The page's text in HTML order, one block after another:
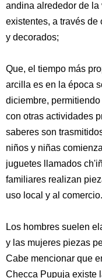
andina alrededor de
existentes, a través
y decorados;
Que, el tiempo más
arcilla es en la época
diciembre,
con otras actividades
saberes son
niños y niñas
juguetes llamados
familiares realizan
uso local y al comercio.
Los hombres suelen
y las mujeres piezas
Cabe mencionar que
Checca Pupuja existe